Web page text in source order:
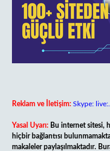
Reklam ve İletişim: Skype:
Yasal Uyarı: Bu internet sitesi,
hiçbir bağlantısı
makaleler paylaşılmaktadır.